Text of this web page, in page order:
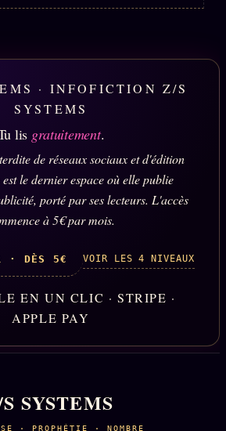
· INFOFICTION Z/S
SYSTEMS
lis gratuitement.
de réseaux sociaux et d'édition
le dernier espace où elle publie
porté par ses lecteurs. L'accès
à 5€ par mois.
· DÈS 5€ VOIR LES 4 NIVEAUX
EN UN CLIC · STRIPE ·
APPLE PAY
SYSTEMS
· PROPHÉTIE · NOMBRE